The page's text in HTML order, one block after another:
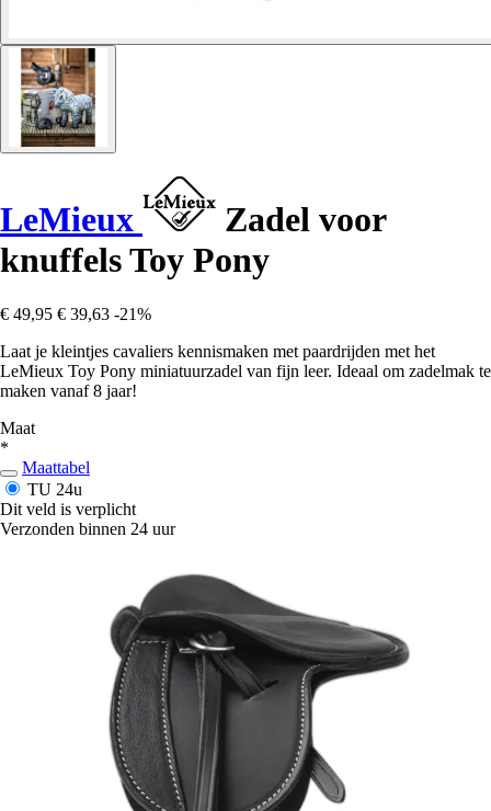
LeMieux
Zadel voor
knuffels Toy Pony
€ 49,95 € 39,63 -21%
Laat je kleintjes cavaliers kennismaken met paardrijden met het
LeMieux Toy Pony miniatuurzadel van fijn leer. Ideaal om zadelmak te
maken vanaf 8 jaar!
Maat
*
Maattabel
TU 24u
Dit veld is verplicht
Verzonden binnen 24 uur